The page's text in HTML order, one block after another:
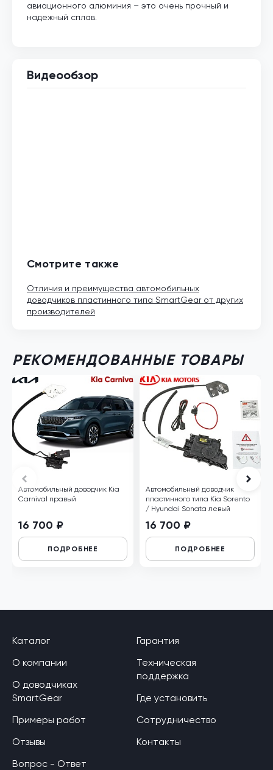
авиационного алюминия – это очень прочный и
надежный сплав.
Видеообзор
Смотрите также
Отличия и преимущества автомобильных
доводчиков пластинного типа SmartGear от других
производителей
РЕКОМЕНДОВАННЫЕ ТОВАРЫ
Автомобильный доводчик Kia
Carnival правый
16 700 ₽
ПОДРОБНЕЕ
Автомобильный доводчик
пластинного типа Kia Sorento
/ Hyundai Sonata левый
16 700 ₽
ПОДРОБНЕЕ
Каталог
О компании
О доводчиках
SmartGear
Примеры работ
Отзывы
Вопрос - Ответ
Гарантия
Техническая
поддержка
Где установить
Сотрудничество
Контакты